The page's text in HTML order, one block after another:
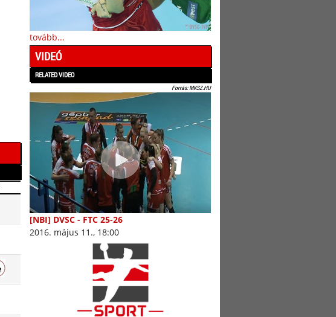
tovább...
VIDEÓ
RELATED VIDEO
Forrás: MKSZ.HU
[NBI] DVSC - FTC 25-26
2016. május 11., 18:00